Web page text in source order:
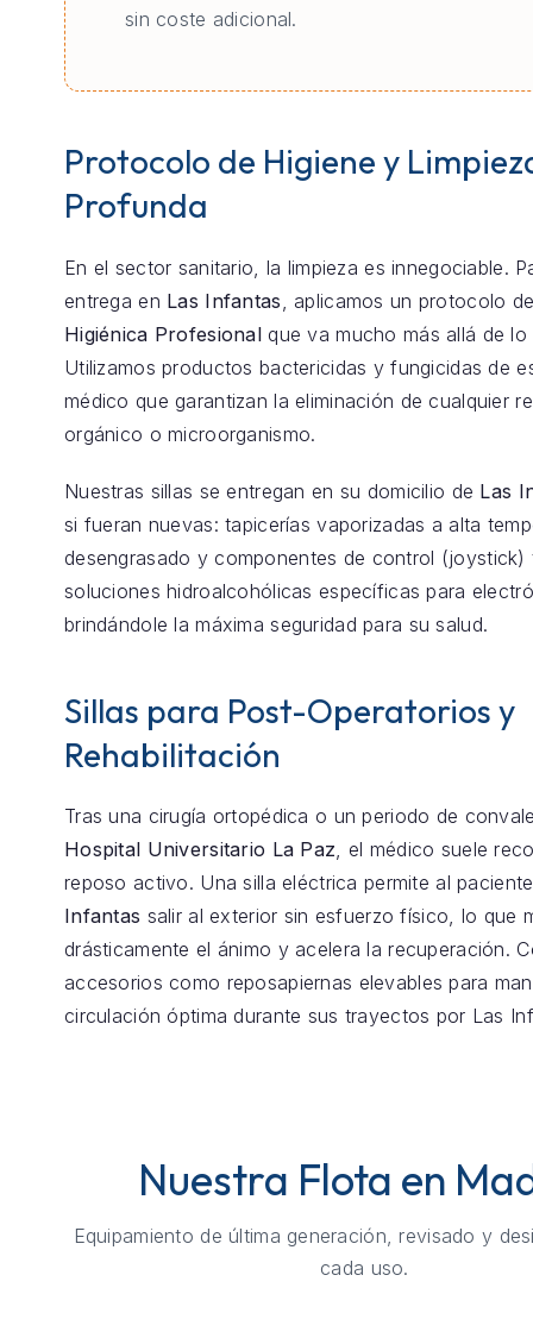
sin coste adicional.
Protocolo de Higiene y
Profunda
En el sector sanitario, la limpieza es innegociable.
entrega en Las Infantas , aplicamos un protocolo
Higiénica Profesional que va mucho más allá de
Utilizamos productos bactericidas y fungicidas de
médico que garantizan la eliminación de cualquier
orgánico o microorganismo.
Nuestras sillas se entregan en su domicilio de Las
si fueran nuevas: tapicerías vaporizadas a alta
desengrasado y componentes de control
soluciones hidroalcohólicas específicas para
brindándole la máxima seguridad para su salud.
Sillas para Post-Operatorios y
Rehabilitación
Tras una cirugía ortopédica o un periodo de
Hospital Universitario La Paz, el médico suele
reposo activo. Una silla eléctrica permite al
Infantas salir al exterior sin esfuerzo físico, lo que
drásticamente el ánimo y acelera la recuperación.
accesorios como reposapiernas elevables para
circulación óptima durante sus trayectos por Las
Nuestra Flota en
Equipamiento de última generación, revisado y
cada uso.